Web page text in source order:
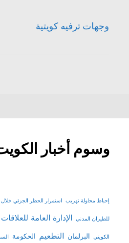
وجهات ترفيه كويتية
وسوم أخبار
إحباط محاولة تهريب استمرار الحظر الجزئي
للطيران المدني الإدارة العامة
الكويتي البرلمان التطعيم الحكومة